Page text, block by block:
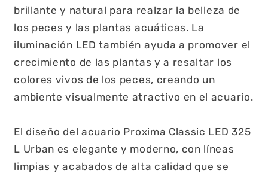
brillante y natural para realzar la belleza de
los peces y las plantas acuáticas. La
iluminación LED también ayuda a promover el
crecimiento de las plantas y a resaltar los
colores vivos de los peces, creando un
ambiente visualmente atractivo en el acuario.
El diseño del acuario Proxima Classic LED 325
L Urban es elegante y moderno, con líneas
limpias y acabados de alta calidad que se